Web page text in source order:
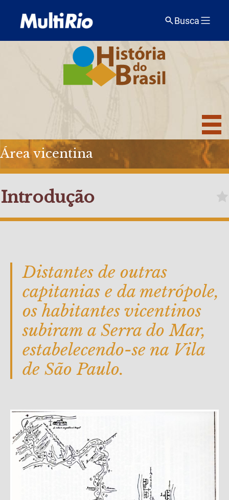
Busca
Área vicentina
Introdução
Distantes de outras
capitanias e da metrópole,
os habitantes vicentinos
subiram a Serra do Mar,
estabelecendo-se na Vila
de São Paulo.